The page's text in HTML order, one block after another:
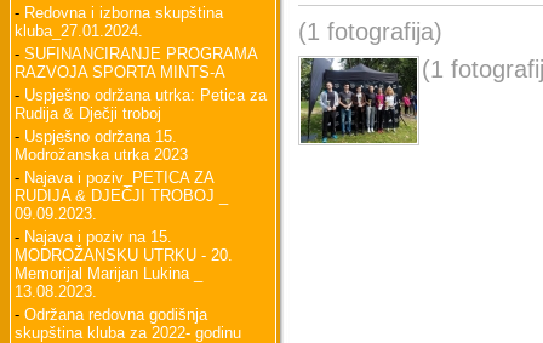
- Redovna i izborna skupština
kluba_27.01.2024.
- SUFINANCIRANJE PROGRAMA
RAZVOJA SPORTA MINTS-A
- Uspješno održana utrka: Petica za
Rudija & Dječji troboj
- Uspješno održana 15.
Modrožanska utrka 2023
- Najava i poziv_PETICA ZA
RUDIJA & DJEČJI TROBOJ _
09.09.2023.
- Najava i poziv na 15.
MODROŽANSKU UTRKU - 20.
Memorijal Marijan Lukina _
13.08.2023.
- Održana redovna godišnja
skupština kluba za 2022- godinu
(1 fotografija)
(1